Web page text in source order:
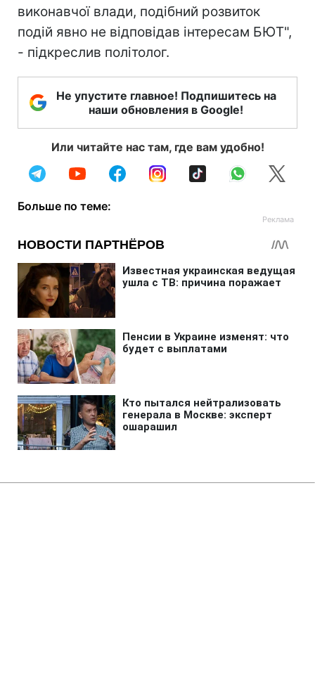
виконавчої влади, подібний розвиток
подій явно не відповідав інтересам БЮТ",
- підкреслив політолог.
Не упустите главное! Подпишитесь на
наши обновления в Google!
Или читайте нас там, где вам удобно!
Больше по теме: